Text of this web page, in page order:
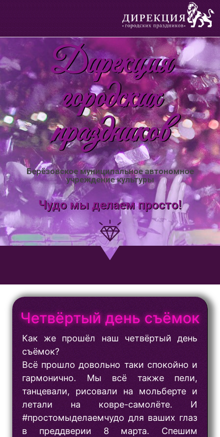
Дирекция
городских
праздников
Берёзовское муниципальное автономное
учреждение культуры
Чудо мы делаем просто!
Четвёртый день съёмок
Как же прошёл наш четвёртый день
съёмок?
Всё прошло довольно таки спокойно и
гармонично. Мы всё также пели,
танцевали, рисовали на мольберте и
летали на ковре-самолёте. И
#простомыделаемчудо для ваших глаз
в преддверии 8 марта. Спешим